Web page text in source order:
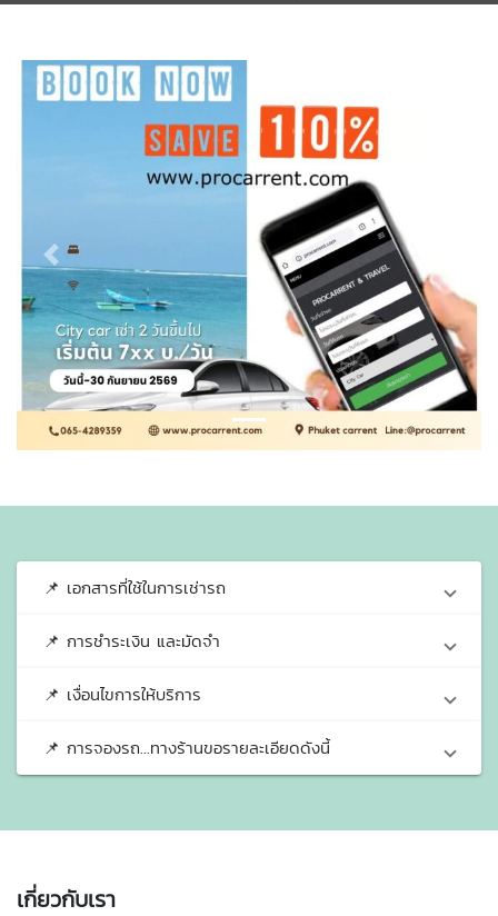
Previous
📌 เอกสารที่ใช้ในการเช่ารถ
📌 การชำระเงิน และมัดจำ
📌 เงื่อนไขการให้บริการ
📌 การจองรถ...ทางร้านขอรายละเอียดดังนี้
เกี่ยวกับเรา